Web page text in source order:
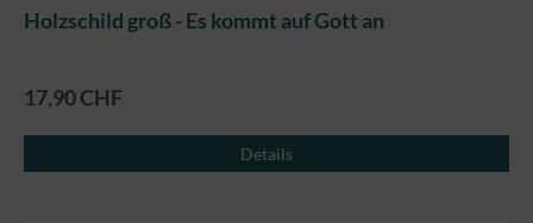
Holzschild groß - Es kommt auf Gott an
17,90 CHF
Details